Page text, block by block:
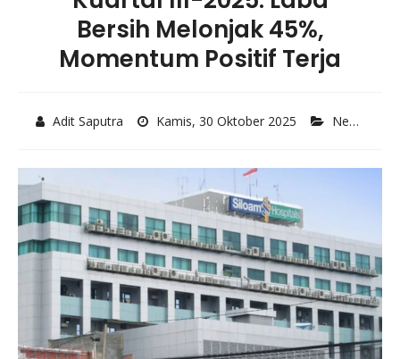
Bersih Melonjak 45%,
Momentum Positif Terja
Adit Saputra Kamis, 30 Oktober 2025 News